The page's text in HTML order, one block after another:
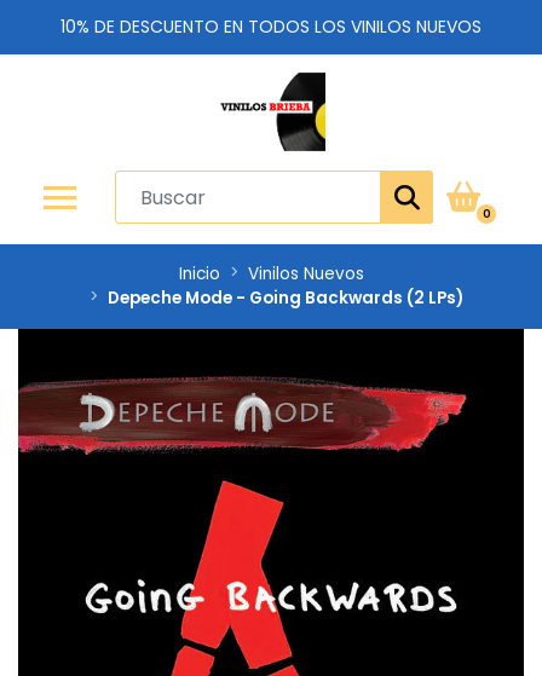
10% DE DESCUENTO EN TODOS LOS VINILOS NUEVOS
0
Inicio
Vinilos Nuevos
Depeche Mode - Going Backwards (2 LPs)